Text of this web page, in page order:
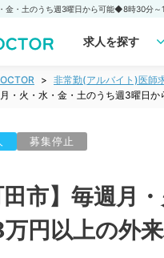
求人を探す
非常勤(アルバイト)医師
月・火・水・金・土のうち週3曜
募集停止
田市】毎週
円以上の外